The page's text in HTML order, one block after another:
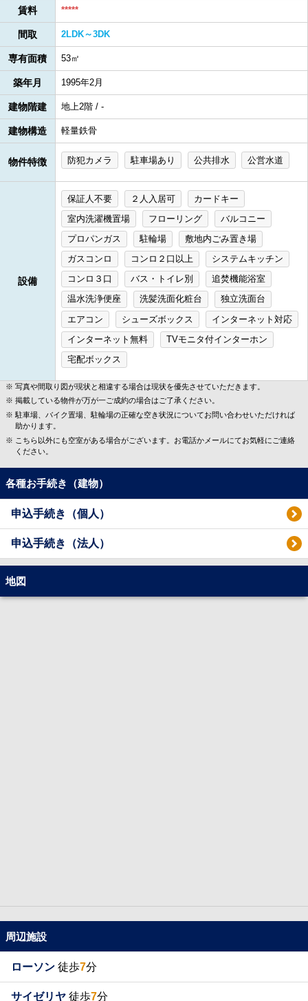
賃料 *****
間取 2LDK～3DK
専有面積 53㎡
築年月 1995年2月
建物階建 地上2階 / -
建物構造 軽量鉄骨
物件特徴 防犯カメラ 駐車場あり 公共排水 公営水道
設備
保証人不要 ２人入居可
カードキー
室内洗濯機置場
フローリング
バルコニー
プロパンガス
駐輪場
敷地内ごみ置き場
ガスコンロ
コンロ２口以上
システムキッチン
コンロ３口
バス・トイレ別
追焚機能浴室
温水洗浄便座
洗髪洗面化粧台
独立洗面台
エアコン
シューズボックス
インターネット対応
インターネット無料
TVモニタ付インターホン
宅配ボックス
写真や間取り図が現状と相違する場合は現状を優先させていただきます。
掲載している物件が万が一ご成約の場合はご了承ください。
駐車場、バイク置場、駐輪場の正確な空き状況についてお問い合わせいただければ
助かります。
こちら以外にも空室がある場合がございます。お電話かメールにてお気軽にご連絡
ください。
各種お手続き（建物）
申込手続き（個人）
申込手続き（法人）
地図
周辺施設
ローソン 徒歩7分
サイゼリヤ 徒歩7分